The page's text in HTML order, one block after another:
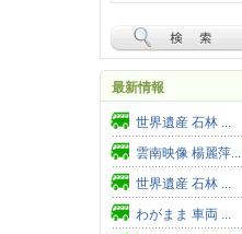
最新情報
世界遺産 石林 ...
雲南映像 楊麗萍...
世界遺産 石林 ...
わがまま 車両 ...